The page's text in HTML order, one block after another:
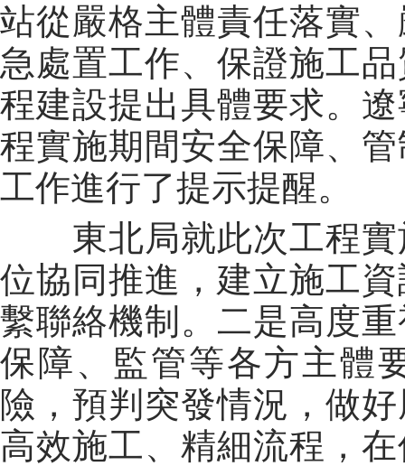
站從嚴格主體責任落實
急處置工作、保證施工
程建設提出具體要求。
程實施期間安全保障、
工作進行了提示提醒。
東北局就此次工程實
位協同推進，建立施工
繫聯絡機制。二是高度
保障、監管等各方主體
險，預判突發情況，做
高效施工、精細流程，